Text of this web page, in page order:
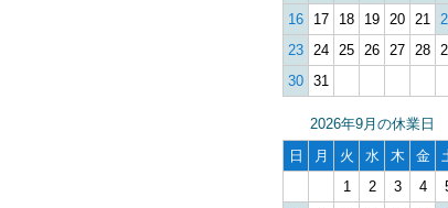
16
17 18 19 20 21
23 24 25 26 27 28
30 31
2026年9月の休業日
日
月 火 水 木 金
1
2 3 4